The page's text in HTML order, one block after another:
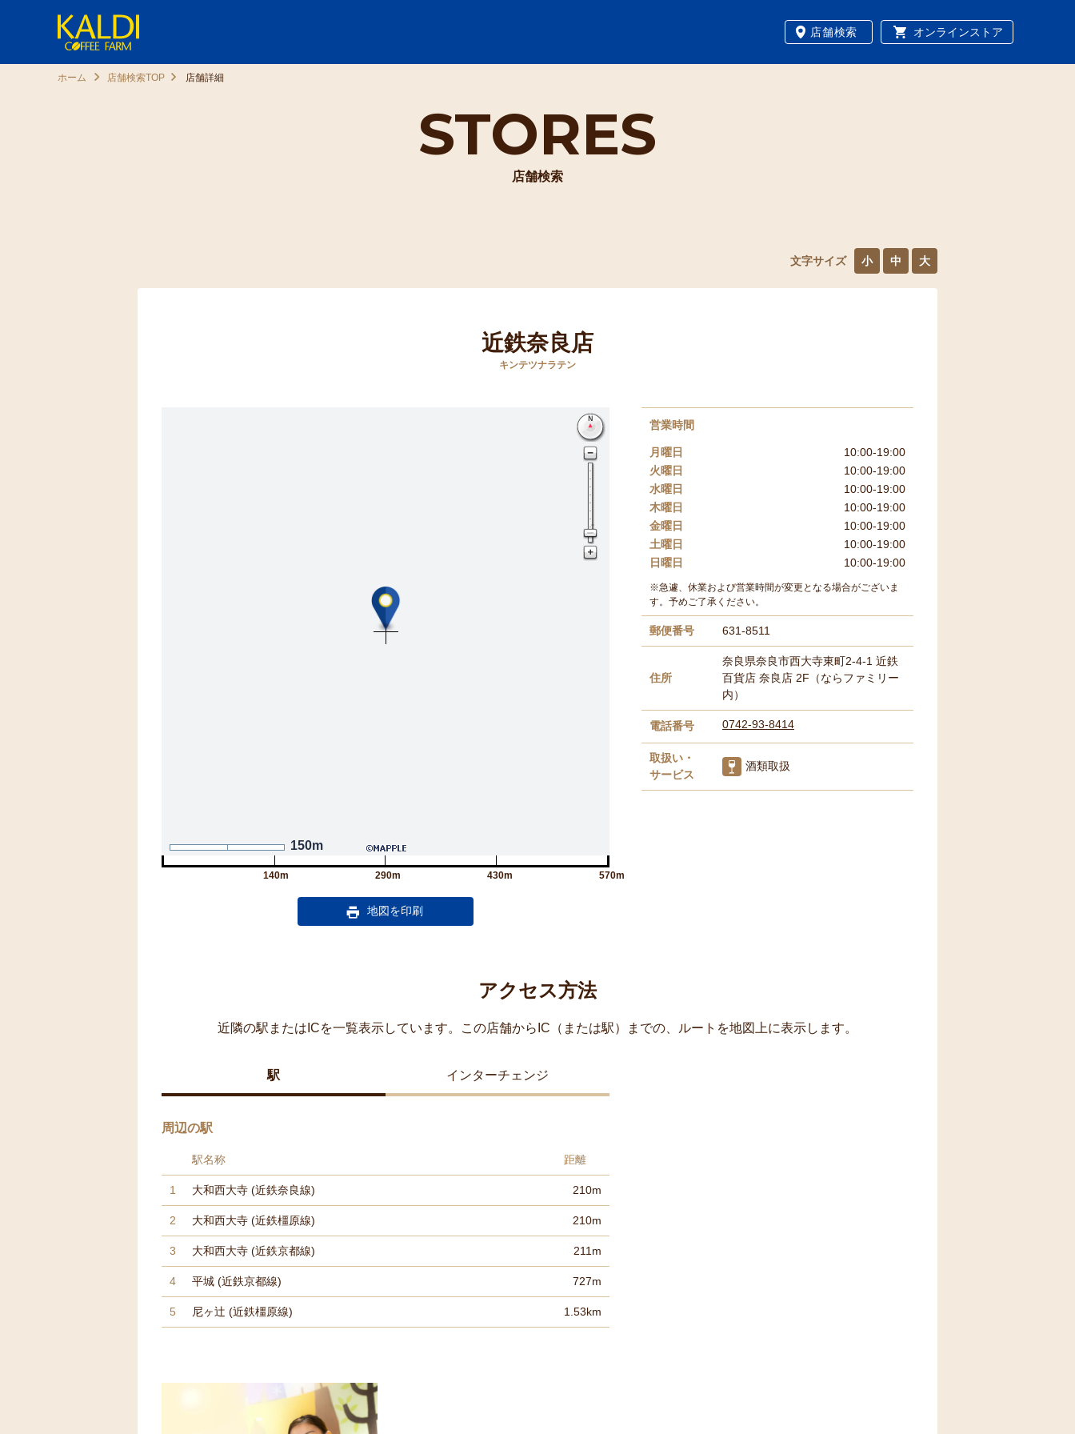
店舗検索 オンラインストア
STORES
店舗検索
ホーム 店舗検索TOP 店舗詳細
文字サイズ 小 中 大
近鉄奈良店
キンテツナラテン
150m
140m 290m 430m 570m
営業時間
月曜日
10:00-19:00
火曜日
10:00-19:00
水曜日
10:00-19:00
木曜日
10:00-19:00
金曜日
10:00-19:00
土曜日
10:00-19:00
日曜日
10:00-19:00
※急遽、休業および営業時間が変更となる場合がございま
す。予めご了承ください。
郵便番号 631-8511
住所
奈良県奈良市西大寺東町2-4-1 近鉄
百貨店 奈良店 2F（ならファミリー
内）
電話番号 0742-93-8414
取扱い・
サービス
酒類取扱
アクセス方法
近隣の駅またはICを一覧表示しています。この店舗からIC（または駅）までの、ルートを地図上に表示します。
駅 インターチェンジ
周辺の駅
駅名称 距離
1 大和西大寺 (近鉄奈良線) 210m
2 大和西大寺 (近鉄橿原線) 210m
3 大和西大寺 (近鉄京都線) 211m
4 平城 (近鉄京都線) 727m
5 尼ヶ辻 (近鉄橿原線) 1.53km